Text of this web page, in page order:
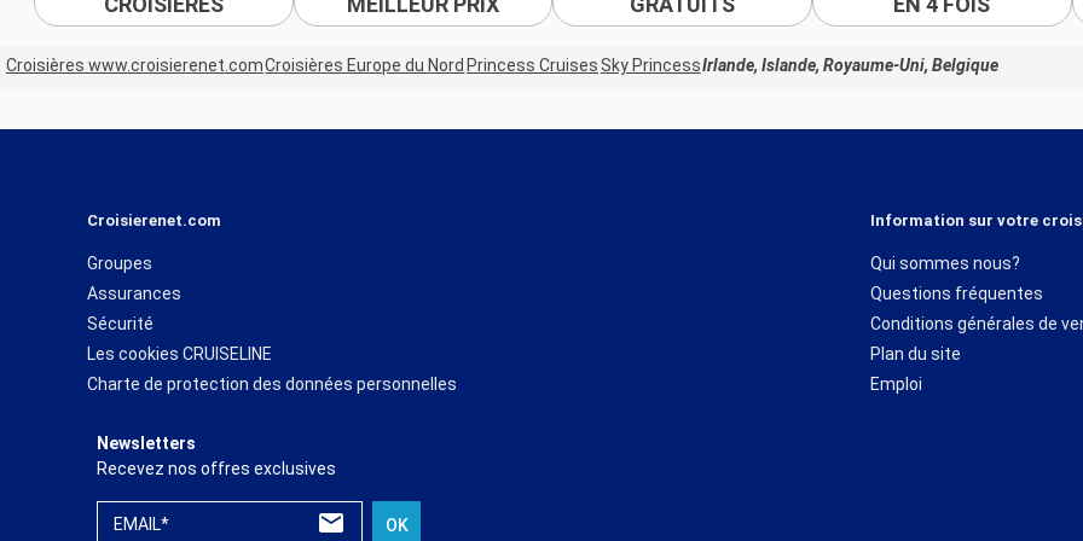
Croisières www.croisierenet.comCroisières Europe du Nord Princess CruisesSky PrincessIrlande, Islande, Royaume-Uni, Belgique
Croisierenet.com
Groupes
Assurances
Sécurité
Les cookies CRUISELINE
Charte de protection des données personnelles
Information sur votre
Qui sommes nous?
Questions fréquentes
Conditions générales de
Plan du site
Emploi
Newsletters
Recevez nos offres exclusives
EMAIL* OK